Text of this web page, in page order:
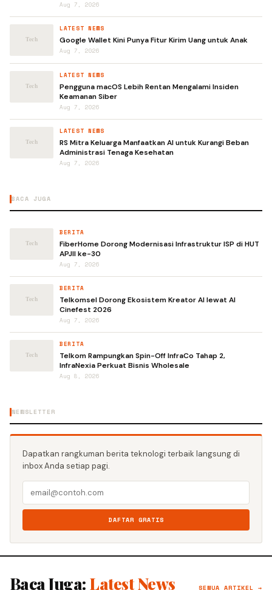
Aug 7, 2026
LATEST NEWS
Google Wallet Kini Punya Fitur Kirim Uang untuk Anak
Aug 7, 2026
LATEST NEWS
Pengguna macOS Lebih Rentan Mengalami Insiden
Keamanan Siber
Aug 7, 2026
LATEST NEWS
RS Mitra Keluarga Manfaatkan AI untuk Kurangi Beban
Administrasi Tenaga Kesehatan
Aug 7, 2026
BACA JUGA
BERITA
FiberHome Dorong Modernisasi Infrastruktur ISP di HUT
APJII ke-30
Aug 7, 2026
BERITA
Telkomsel Dorong Ekosistem Kreator AI lewat AI
Cinefest 2026
Aug 7, 2026
BERITA
Telkom Rampungkan Spin-Off InfraCo Tahap 2,
InfraNexia Perkuat Bisnis Wholesale
Aug 8, 2026
NEWSLETTER
Dapatkan rangkuman berita teknologi terbaik langsung di
inbox Anda setiap pagi.
DAFTAR GRATIS
Baca Juga: Latest News SEMUA ARTIKEL →